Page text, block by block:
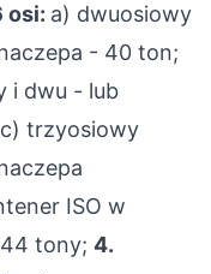
osi: a) dwuosiowy
- 40 ton;
i dwu - lub
trzyosiowy
ISO w
tony; 4.